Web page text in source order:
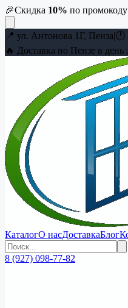
🎉Скидка 10% по промокоду
📍 ул. Антонова 1Г, Пенза|🕐
🔥 Доставка по Пензе в день
КаталогО насДоставкаБлог
8 (927) 098-77-82